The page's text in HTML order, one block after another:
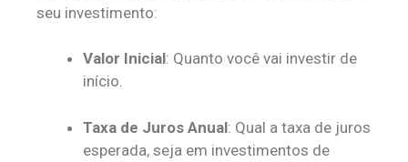
seu investimento:
Valor Inicial: Quanto você vai investir de
início.
Taxa de Juros Anual: Qual a taxa de juros
esperada, seja em investimentos de